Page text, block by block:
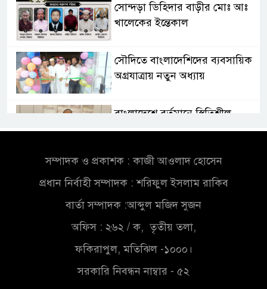
সোন্দড়া ডিহিদার বাড়ীর মোঃ আঃ
খালেকের ইন্তেকাল
সৌদিতে বাংলাদেশিদের ব্যবসায়িক
অগ্রযাত্রায় নতুন অধ্যায়
বাংলাদেশে বর্তমানে স্থিতিশীল
সরকার,প্রবাসীদের বিনিয়োগের
সরকার,প্রবাসীদের বিনিয়োগের
এখনই উপযুক্ত সময়
চাঁদপুরে মাটির নিচে গাঁজার ড্রাম,
মাদক কারবারি আটক
সম্পাদক ও প্রকাশক : কাজী আওলাদ হোসেন
প্রধান নির্বাহী সম্পাদক : শরিফুল ইসলাম রাকিব
বার্তা সম্পাদক :আব্দুল মজিদ সুজন
অফিস : ২৬২ / ক, তৃতীয় তলা,
ফকিরাপুল, মতিঝিল -১০০০।
সরকারি নিবন্ধন নাম্বার - ৫২